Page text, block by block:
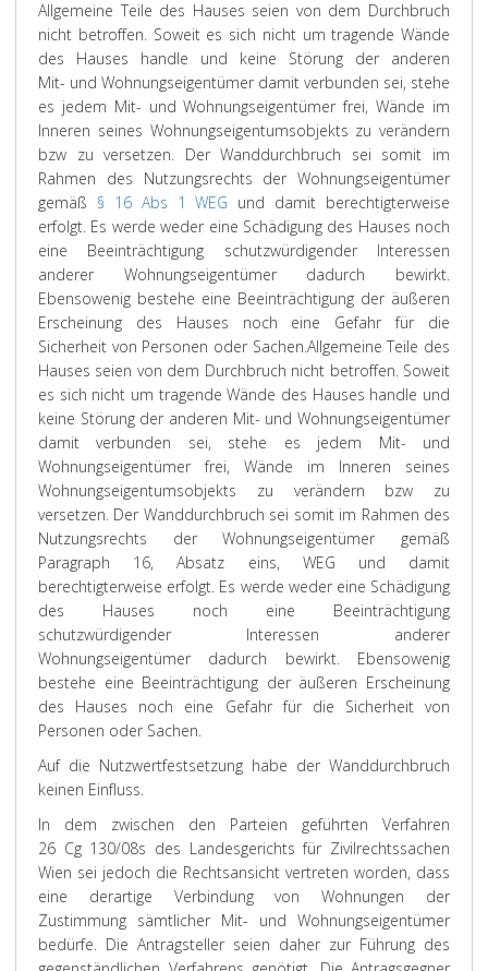
Allgemeine Teile des Hauses seien von dem Durchbruch
nicht betroffen. Soweit es sich nicht um tragende Wände
des Hauses handle und keine Störung der anderen
Mit- und Wohnungseigentümer damit verbunden sei, stehe
es jedem Mit- und Wohnungseigentümer frei, Wände im
Inneren seines Wohnungseigentumsobjekts zu verändern
bzw zu versetzen. Der Wanddurchbruch sei somit im
Rahmen des Nutzungsrechts der Wohnungseigentümer
gemäß § 16 Abs 1 WEG und damit berechtigterweise
erfolgt. Es werde weder eine Schädigung des Hauses noch
eine Beeinträchtigung schutzwürdigender Interessen
anderer Wohnungseigentümer dadurch bewirkt.
Ebensowenig bestehe eine Beeinträchtigung der äußeren
Erscheinung des Hauses noch eine Gefahr für die
Sicherheit von Personen oder Sachen.Allgemeine Teile des
Hauses seien von dem Durchbruch nicht betroffen. Soweit
es sich nicht um tragende Wände des Hauses handle und
keine Störung der anderen Mit- und Wohnungseigentümer
damit verbunden sei, stehe es jedem Mit- und
Wohnungseigentümer frei, Wände im Inneren seines
Wohnungseigentumsobjekts zu verändern bzw zu
versetzen. Der Wanddurchbruch sei somit im Rahmen des
Nutzungsrechts der Wohnungseigentümer gemäß
Paragraph 16, Absatz eins, WEG und damit
berechtigterweise erfolgt. Es werde weder eine Schädigung
des Hauses noch eine Beeinträchtigung
schutzwürdigender Interessen anderer
Wohnungseigentümer dadurch bewirkt. Ebensowenig
bestehe eine Beeinträchtigung der äußeren Erscheinung
des Hauses noch eine Gefahr für die Sicherheit von
Personen oder Sachen.
Auf die Nutzwertfestsetzung habe der Wanddurchbruch
keinen Einfluss.
In dem zwischen den Parteien geführten Verfahren
26 Cg 130/08s des Landesgerichts für Zivilrechtssachen
Wien sei jedoch die Rechtsansicht vertreten worden, dass
eine derartige Verbindung von Wohnungen der
Zustimmung sämtlicher Mit- und Wohnungseigentümer
bedürfe. Die Antragsteller seien daher zur Führung des